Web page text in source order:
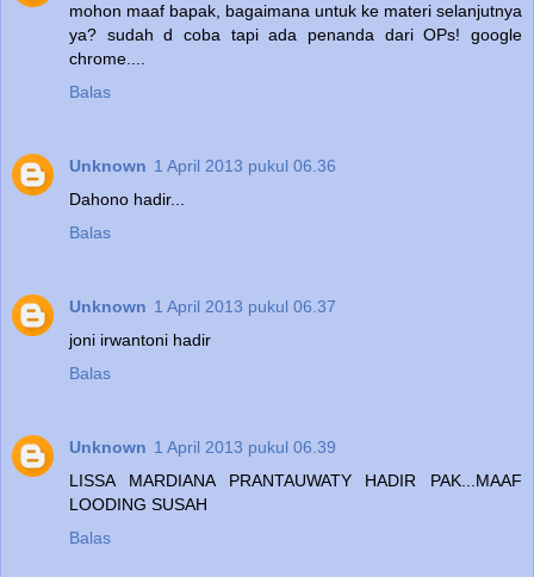
mohon maaf bapak, bagaimana untuk ke materi selanjutnya
ya? sudah d coba tapi ada penanda dari OPs! google
chrome....
Balas
Unknown 1 April 2013 pukul 06.36
Dahono hadir...
Balas
Unknown 1 April 2013 pukul 06.37
joni irwantoni hadir
Balas
Unknown 1 April 2013 pukul 06.39
LISSA MARDIANA PRANTAUWATY HADIR PAK...MAAF
LOODING SUSAH
Balas